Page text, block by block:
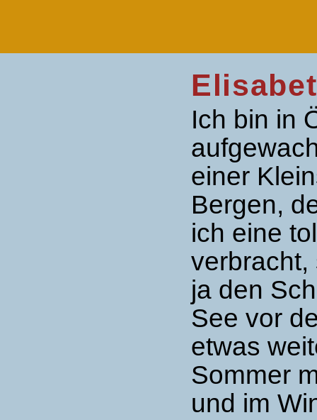
Ich bin in
einer
Bergen,
ich eine
ja den
See vor
etwas
Sommer
und im